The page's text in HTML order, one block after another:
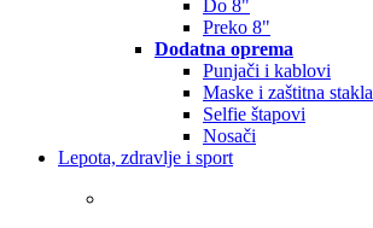
Do 8"
Preko 8"
Dodatna oprema
Punjači i kablovi
Maske i zaštitna stakla
Selfie štapovi
Nosači
Lepota, zdravlje i sport